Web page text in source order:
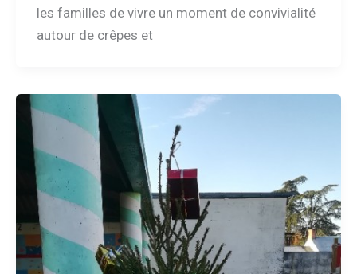
les familles de vivre un moment de convivialité
autour de crêpes et